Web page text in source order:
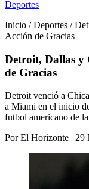
Deportes
Inicio / Deportes /
Acción de Gracias
Detroit, Dallas y
de Gracias
Detroit venció a
a Miami en el inicio
futbol americano de
Por El Horizonte | 29